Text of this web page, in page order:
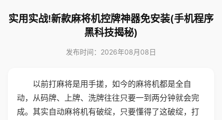
实用实战!新款麻将机控牌神器免安装(手机程序
黑科技揭秘)
发布时间：2026年08月08日
以前打麻将是用手搓，如今的麻将机都是全自
动，从码牌、上牌、洗牌往往只要一到两分钟就会完
成。其实自动麻将机有破绽，只要懂得了这破绽，打